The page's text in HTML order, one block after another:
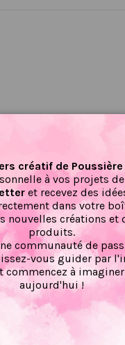
créatif de
à vos projets
et recevez des
dans votre
nouvelles créations
produits.
communauté de
vous guider par
commencez à
aujourd'hui !